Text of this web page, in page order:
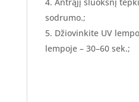
Antrąjį sluoksnį
sodrumo.;
Džiovinkite UV
lempoje – 30–60 sek.;